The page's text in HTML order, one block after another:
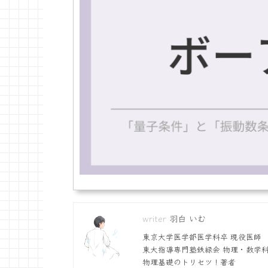
羽白 いむ
東京大学医学部医学科卒 現役医師
東大指導専門塾鉄緑会 物理・数学
物理基礎のトリセツ！著者